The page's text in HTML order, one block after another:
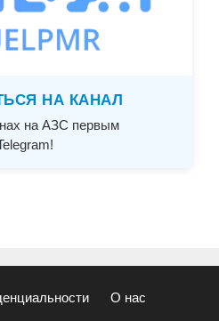
НА КАНАЛ
на АЗС первым
О нас